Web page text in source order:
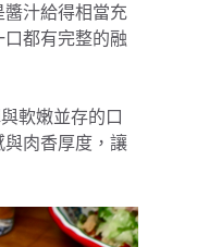
汁給得相當充
都有完整的融
軟嫩並存的口
與肉香厚度，讓